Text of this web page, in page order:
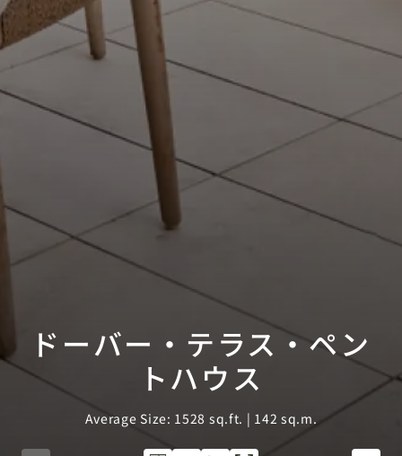
ドーバー・テラス・ペン
トハウス
Average Size: 1528 sq.ft. | 142 sq.m.